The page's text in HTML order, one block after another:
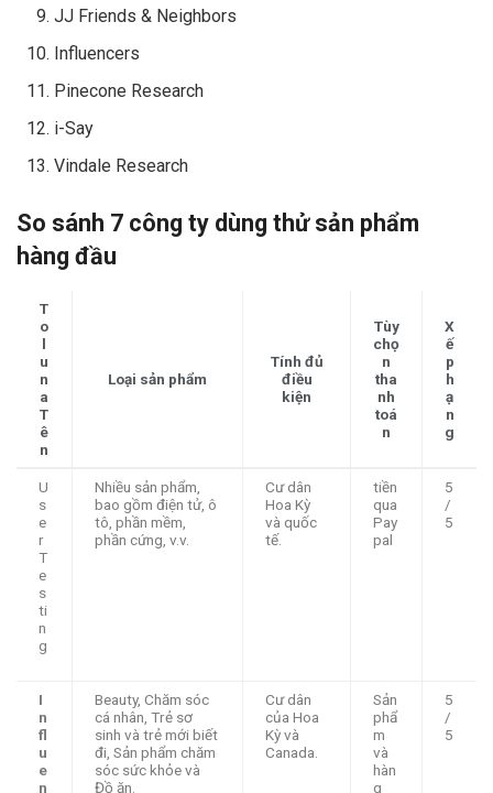
JJ Friends & Neighbors
Influencers
Pinecone Research
i-Say
Vindale Research
So sánh 7 công ty dùng thử sản phẩm
hàng đầu
T
o
l
u
n
a
T
ê
n
Loại sản phẩm
Tính đủ
điều
kiện
Tùy
chọ
n
tha
nh
toá
n
X
ế
p
h
ạ
n
g
U
s
e
r
T
e
s
ti
n
g
Nhiều sản phẩm,
bao gồm điện tử, ô
tô, phần mềm,
phần cứng, v.v.
Cư dân
Hoa Kỳ
và quốc
tế.
tiền
qua
Pay
pal
5
/
5
I
n
fl
u
e
n
Beauty, Chăm sóc
cá nhân, Trẻ sơ
sinh và trẻ mới biết
đi, Sản phẩm chăm
sóc sức khỏe và
Đồ ăn.
Cư dân
của Hoa
Kỳ và
Canada.
Sản
phẩ
m
và
hàn
g
5
/
5